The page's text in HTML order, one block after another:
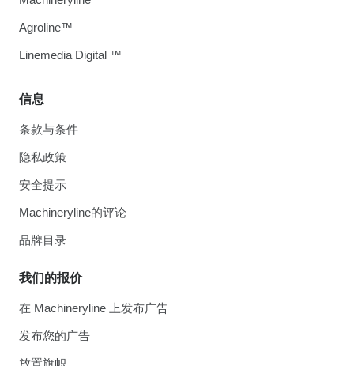
信息
条款与条件
隐私政策
安全提示
Machineryline的评论
品牌目录
我们的报价
在 Machineryline 上发布广告
发布您的广告
Agroline™
Linemedia Digital ™